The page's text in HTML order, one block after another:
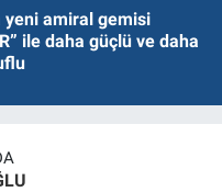
yeni amiral gemisi
ile daha güçlü ve daha